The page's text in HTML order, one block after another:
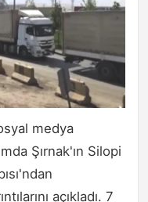
medya
Şırnak'ın Silopi
açıkladı. 7